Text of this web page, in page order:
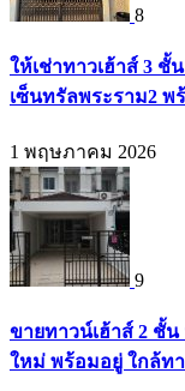
8
ให้เช่าทาวเฮ้าส์ 3
เซ็นทรัลพระราม2 พร้
1 พฤษภาคม 2026
9
ขายทาวน์เฮ้าส์ 2 ชั้
ใหม่ พร้อมอยู่ ใกล้ทา